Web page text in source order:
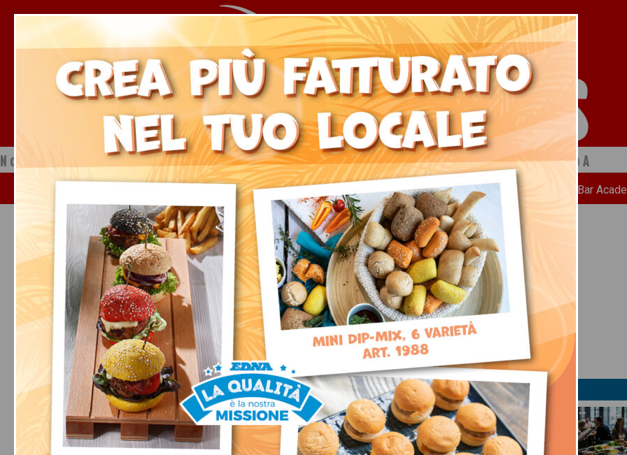
Notizie dal mondo della ristorazione a cura di Ristopiù Lombardia SpA
Chi Siamo News Ricette Bar
Page 0
News